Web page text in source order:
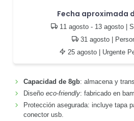
Fecha aproximada
11 agosto - 13 agosto|
31 agosto|
25 agosto | Urgente
Capacidad de 8gb: almacena y
Diseño eco-friendly: fabricado en
Protección asegurada: incluye tapa
conector usb.